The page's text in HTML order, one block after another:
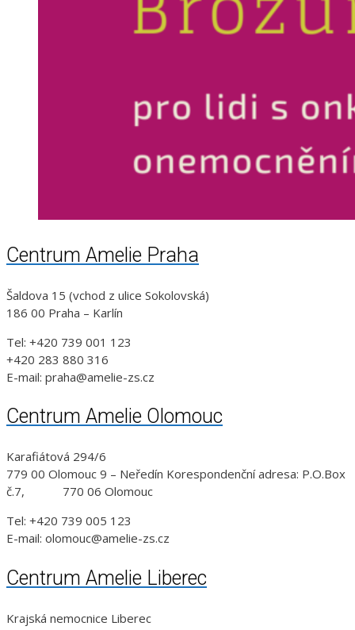
Centrum Amelie Praha
Šaldova 15 (vchod z ulice Sokolovská)
186 00 Praha – Karlín
Tel: +420 739 001 123
+420 283 880 316
E-mail: praha@amelie-zs.cz
Centrum Amelie Olomouc
Karafiátová 294/6
779 00 Olomouc 9 – Neředín Korespondenční adresa: P.O.Box
č.7, 770 06 Olomouc
Tel: +420 739 005 123
E-mail: olomouc@amelie-zs.cz
Centrum Amelie Liberec
Krajská nemocnice Liberec